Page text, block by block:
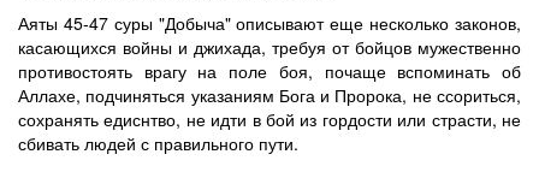
Аяты 45-47 суры "Добыча" описывают еще несколько законов,
касающихся войны и джихада, требуя от бойцов мужественно
противостоять врагу на поле боя, почаще вспоминать об
Аллахе, подчиняться указаниям Бога и Пророка, не ссориться,
сохранять едиснтво, не идти в бой из гордости или страсти, не
сбивать людей с правильного пути.